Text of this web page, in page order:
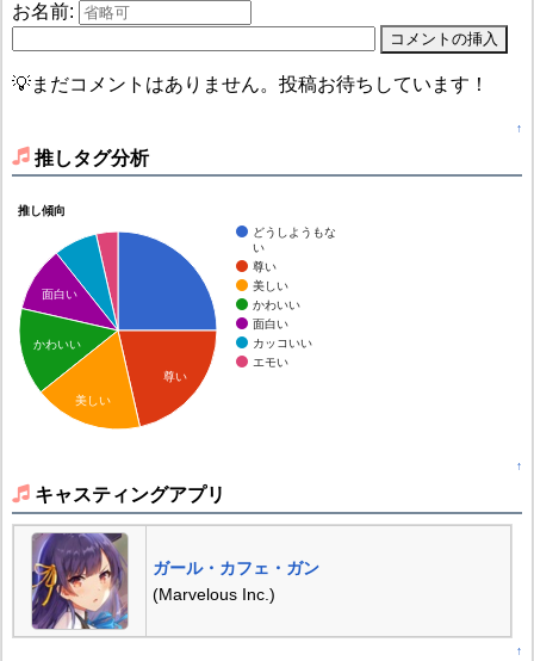
お名前:
💡まだコメントはありません。投稿お待ちしています！
↑
推しタグ分析
推し傾向
どうしようもな
い
尊い
美しい
かわいい
面白い
カッコいい
エモい
尊い
面白い
かわいい
美しい
↑
キャスティングアプリ
ガール・カフェ・ガン
(Marvelous Inc.)
↑